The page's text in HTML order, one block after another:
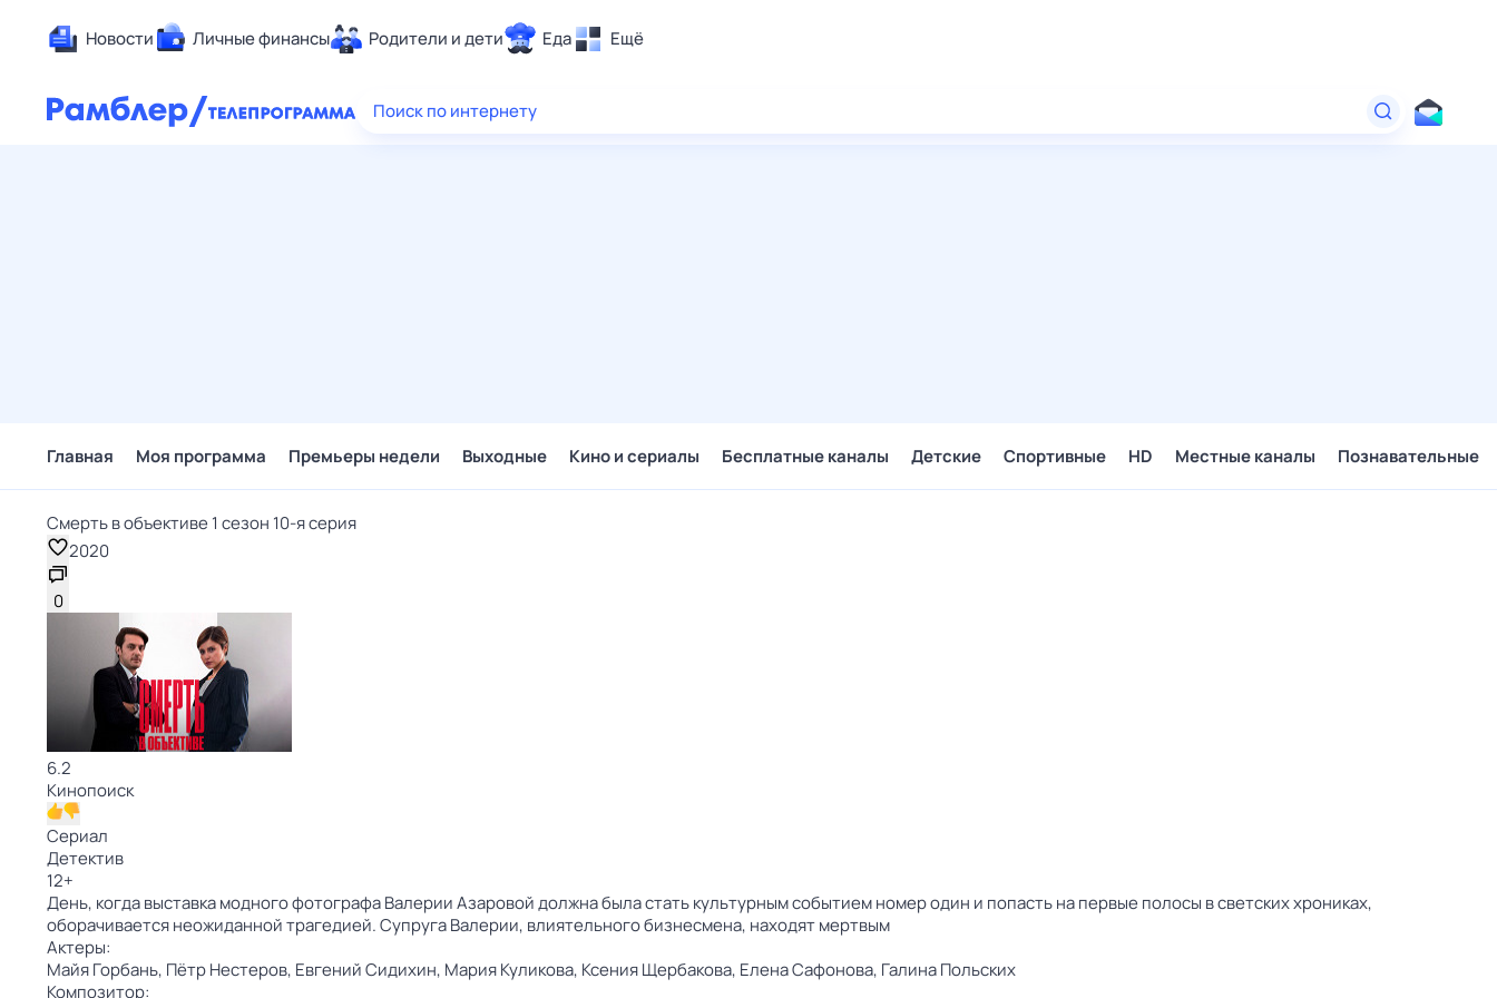
Новости Личные финансы Родители и дети Еда Ещё
Здоровье
Поиск по интернету
Главная Моя программа Премьеры недели Выходные Кино и сериалы Бесплатные каналы Детские Спортивные HD Местные каналы Познавательные
Смерть в объективе 1 сезон 10-я серия
2020
0
6.2
Кинопоиск
Сериал
Детектив
12+
День, когда выставка модного фотографа Валерии Азаровой должна была стать культурным событием номер один и попасть на первые полосы в светских хрониках,
оборачивается неожиданной трагедией. Супруга Валерии, влиятельного бизнесмена, находят мертвым
Актеры:
Майя Горбань, Пётр Нестеров, Евгений Сидихин, Мария Куликова, Ксения Щербакова, Елена Сафонова, Галина Польских
Композитор: